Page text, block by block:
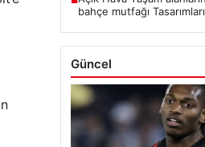
Güncel
07/08/2026